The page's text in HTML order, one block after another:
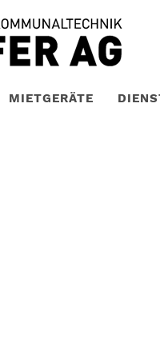
MIETGERÄTE